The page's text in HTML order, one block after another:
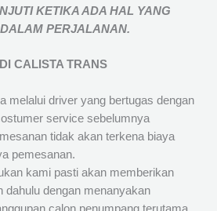
KETIKA ADA HAL YANG
PERJALANAN.
CALISTA TRANS
melalui driver yang bertugas dengan
service sebelumnya
tidak akan terkena biaya
pemesanan.
kami pasti akan memberikan
dahulu dengan menanyakan